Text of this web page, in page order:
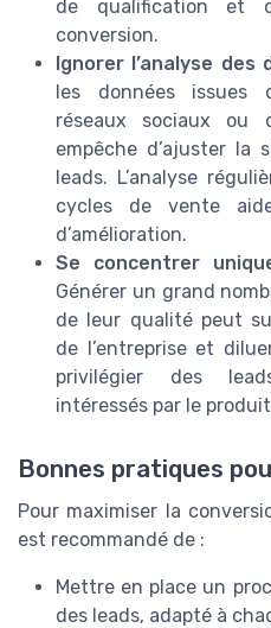
de qualification et
conversion.
Ignorer l’analyse des
les données issues
réseaux sociaux ou
empêche d’ajuster la
leads. L’analyse
cycles de vente
d’amélioration.
Se concentrer
Générer un grand
de leur qualité peut
de l’entreprise et
privilégier des
intéressés par le
Bonnes pratiques
Pour maximiser la
est recommandé de :
Mettre en place un
des leads, adapté à